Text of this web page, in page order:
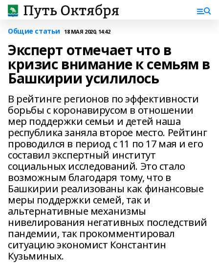
Общие статьи 18 МАЯ 2020, 14:42
Эксперт отмечает что в
кризис внимание к семьям в
Башкирии усилилось
В рейтинге регионов по эффективности
борьбы с коронавирусом в отношении
мер поддержки семьи и детей наша
республика заняла второе место. Рейтинг
проводился в период с 11 по 17 мая и его
составил экспертный институт
социальных исследований. Это стало
возможным благодаря тому, что в
Башкирии реализованы как финансовые
меры поддержки семей, так и
альтернативные механизмы
нивелирования негативных последствий
пандемии, так прокомментировал
ситуацию экономист Константин
Кузьминых.